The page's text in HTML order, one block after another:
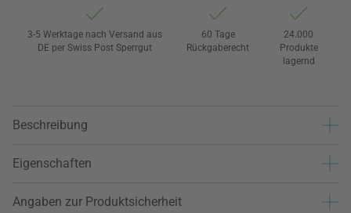
3-5 Werktage nach Versand aus
DE per Swiss Post Sperrgut
60 Tage
Rückgaberecht
24.000
Produkte
lagernd
Beschreibung
Eigenschaften
Angaben zur Produktsicherheit